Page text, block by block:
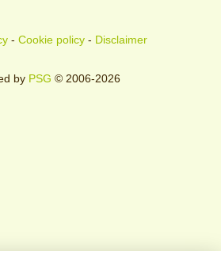
- Cookie policy- Disclaimer
by PSG © 2006-2026